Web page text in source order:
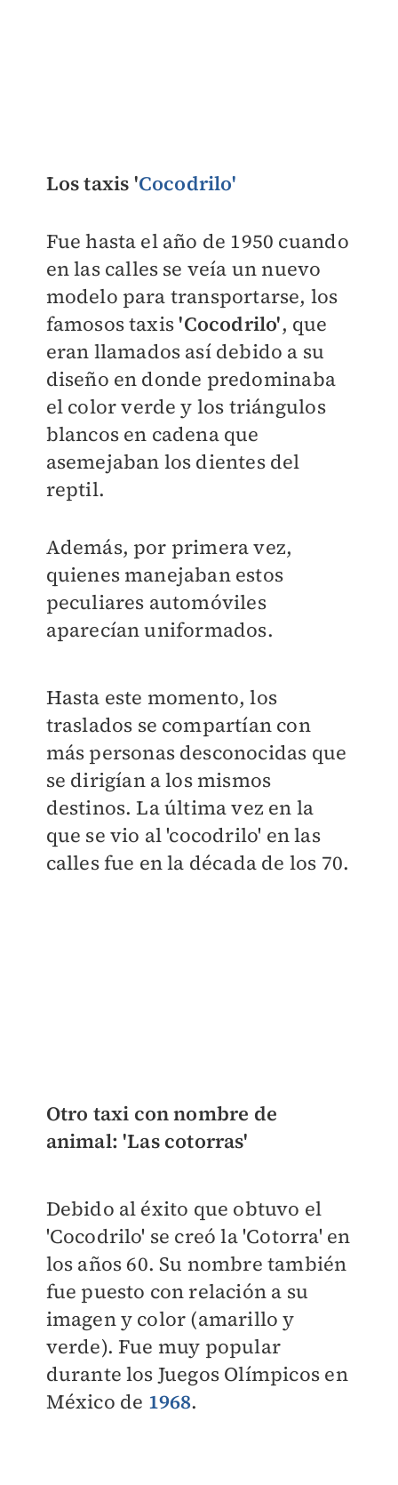
Los taxis 'Cocodrilo'
Fue hasta el año de 1950 cuando
en las calles se veía un nuevo
modelo para transportarse, los
famosos taxis'Cocodrilo', que
eran llamados así debido a su
diseño en donde predominaba
el color verde y los triángulos
blancos en cadena que
asemejaban los dientes del
reptil.
Además, por primera vez,
quienes manejaban estos
peculiares automóviles
aparecían uniformados.
Hasta este momento, los
traslados se compartían con
más personas desconocidas que
se dirigían a los mismos
destinos. La última vez en la
que se vio al 'cocodrilo' en las
calles fue en la década de los 70.
Otro taxi con nombre de
animal: 'Las cotorras'
Debido al éxito que obtuvo el
'Cocodrilo' se creó la 'Cotorra' en
los años 60. Su nombre también
fue puesto con relación a su
imagen y color (amarillo y
verde). Fue muy popular
durante los Juegos Olímpicos en
México de 1968.